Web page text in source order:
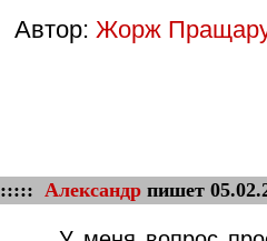
Автор: Жорж
::::: Александр пишет